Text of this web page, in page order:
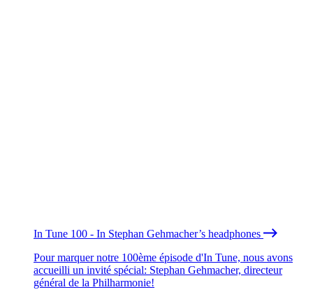
In Tune 100 - In Stephan Gehmacher’s headphones
Pour marquer notre 100ème épisode d'In Tune, nous avons
accueilli un invité spécial: Stephan Gehmacher, directeur
général de la Philharmonie!